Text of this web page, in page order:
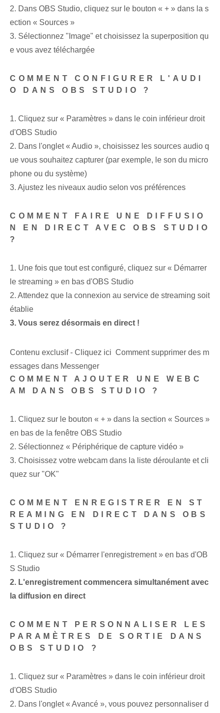
2. Dans OBS Studio, cliquez sur le bouton « + » dans la s
ection « Sources »
3. Sélectionnez "Image" et choisissez la superposition qu
e vous avez téléchargée
COMMENT CONFIGURER L'AUDI
O DANS OBS STUDIO ?
1. Cliquez sur « Paramètres » dans le coin inférieur droit
d'OBS Studio
2. Dans l'onglet « Audio », choisissez les sources audio q
ue vous souhaitez capturer (par exemple, le son du micro
phone ou du système)
3. Ajustez les niveaux audio selon vos préférences
COMMENT FAIRE UNE DIFFUSIO
N EN DIRECT AVEC OBS STUDIO
?
1. Une fois que tout est configuré, cliquez sur « Démarrer
le streaming » en bas d'OBS Studio
2. Attendez que la connexion au service de streaming soit
établie
3. Vous serez désormais en direct !
Contenu exclusif - Cliquez ici Comment supprimer des m
essages dans Messenger
COMMENT AJOUTER UNE WEBC
AM DANS OBS STUDIO ?
1. Cliquez sur le bouton « + » dans la section « Sources »
en bas de la fenêtre OBS Studio
2. Sélectionnez « Périphérique de capture vidéo »
3. Choisissez votre webcam dans la liste déroulante et cli
quez sur "OK"
COMMENT ENREGISTRER EN ST
REAMING EN DIRECT DANS OBS
STUDIO ?
1. Cliquez sur « Démarrer l'enregistrement » en bas d'OB
S Studio
2. L'enregistrement commencera simultanément avec
la diffusion en direct
COMMENT PERSONNALISER LES
PARAMÈTRES DE SORTIE DANS
OBS STUDIO ?
1. Cliquez sur « Paramètres » dans le coin inférieur droit
d'OBS Studio
2. Dans l'onglet « Avancé », vous pouvez personnaliser d